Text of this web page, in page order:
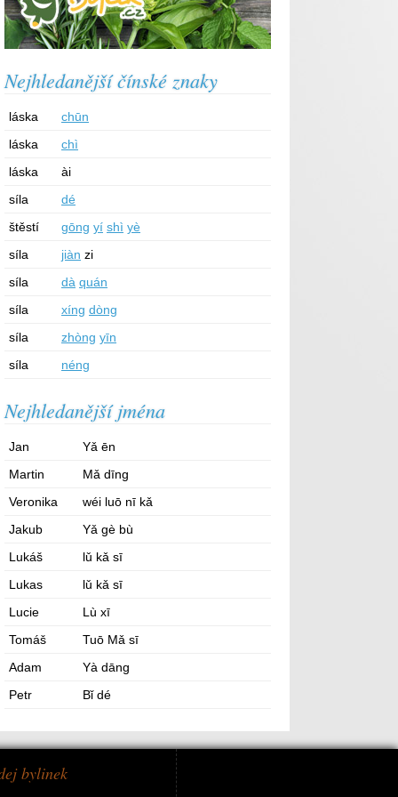
Nejhledanější čínské znaky
láska
chūn
láska
chì
láska
ài
síla
dé
štěstí
gōng yí shì yè
síla
jiàn zi
síla
dà quán
síla
xíng dòng
síla
zhòng yīn
síla
néng
Nejhledanější jména
Jan
Yǎ ēn
Martin
Mǎ dīng
Veronika
wéi luō nī kǎ
Jakub
Yǎ gè bù
Lukáš
lǔ kǎ sī
Lukas
lǔ kǎ sī
Lucie
Lù xī
Tomáš
Tuō Mǎ sī
Adam
Yà dāng
Petr
Bǐ dé
bylinek